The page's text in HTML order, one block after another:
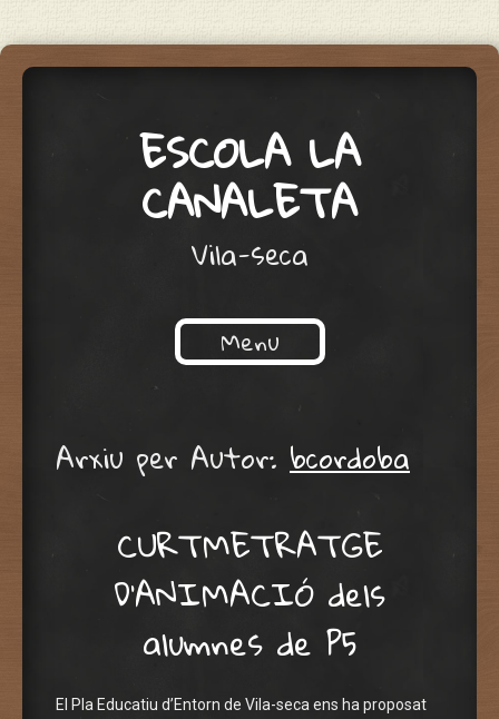
ESCOLA LA
CANALETA
Vila-seca
Menu
Skip to content
Arxiu per Autor: bcordoba
CURTMETRATGE
D’ANIMACIÓ dels
alumnes de P5
El Pla Educatiu d’Entorn de Vila-seca ens ha proposat